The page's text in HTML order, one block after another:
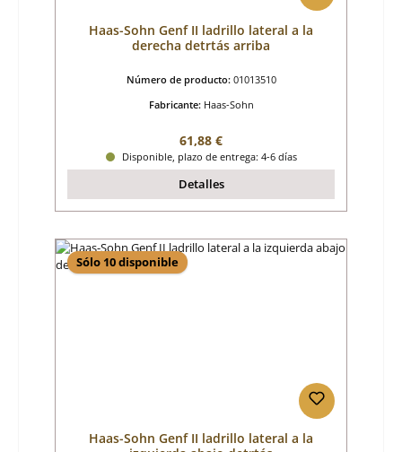
Haas-Sohn Genf II ladrillo lateral a la
derecha detrtás arriba
Número de producto: 01013510
Fabricante: Haas-Sohn
Precio normal:
61,88 €
Disponible, plazo de entrega: 4-6 días
Detalles
Sólo 10 disponible
Haas-Sohn Genf II ladrillo lateral a la